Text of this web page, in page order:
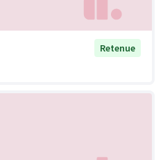
Retenue